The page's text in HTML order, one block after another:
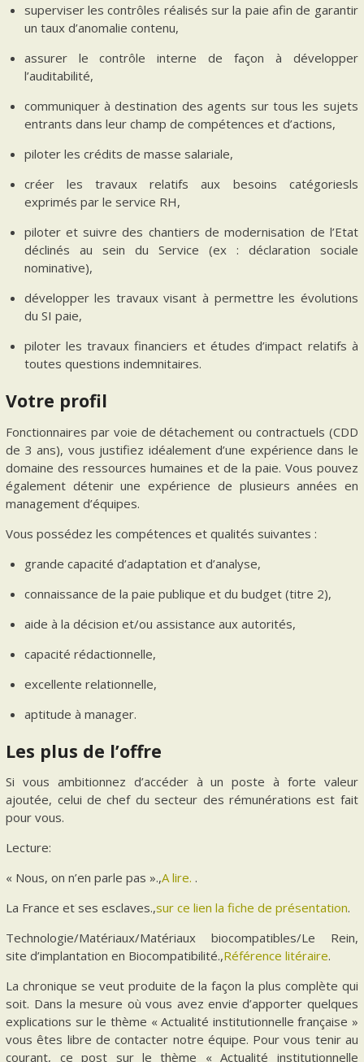
superviser les contrôles réalisés sur la paie afin de garantir
un taux d’anomalie contenu,
assurer le contrôle interne de façon à développer
l’auditabilité,
communiquer à destination des agents sur tous les sujets
entrants dans leur champ de compétences et d’actions,
piloter les crédits de masse salariale,
créer les travaux relatifs aux besoins catégoriesls
exprimés par le service RH,
piloter et suivre des chantiers de modernisation de l’Etat
déclinés au sein du Service (ex : déclaration sociale
nominative),
développer les travaux visant à permettre les évolutions
du SI paie,
piloter les travaux financiers et études d’impact relatifs à
toutes questions indemnitaires.
Votre profil
Fonctionnaires par voie de détachement ou contractuels (CDD
de 3 ans), vous justifiez idéalement d’une expérience dans le
domaine des ressources humaines et de la paie. Vous pouvez
également détenir une expérience de plusieurs années en
management d’équipes.
Vous possédez les compétences et qualités suivantes :
grande capacité d’adaptation et d’analyse,
connaissance de la paie publique et du budget (titre 2),
aide à la décision et/ou assistance aux autorités,
capacité rédactionnelle,
excellente relationnelle,
aptitude à manager.
Les plus de l’offre
Si vous ambitionnez d’accéder à un poste à forte valeur
ajoutée, celui de chef du secteur des rémunérations est fait
pour vous.
Lecture:
« Nous, on n’en parle pas ».,A lire. .
La France et ses esclaves.,sur ce lien la fiche de présentation.
Technologie/Matériaux/Matériaux biocompatibles/Le Rein,
site d’implantation en Biocompatibilité.,Référence litéraire.
La chronique se veut produite de la façon la plus complète qui
soit. Dans la mesure où vous avez envie d’apporter quelques
explications sur le thème « Actualité institutionnelle française »
vous êtes libre de contacter notre équipe. Pour vous tenir au
courant, ce post sur le thème « Actualité institutionnelle